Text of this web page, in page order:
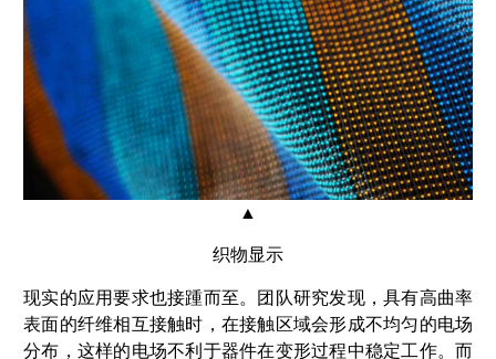
▲
织物显示
现实的应用要求也接踵而至。团队研究发现，具有高曲率
表面的纤维相互接触时，在接触区域会形成不均匀的电场
分布，这样的电场不利于器件在变形过程中稳定工作。而